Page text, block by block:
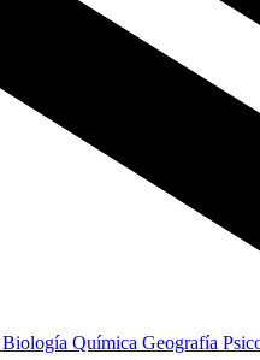
Biología Química Geografía